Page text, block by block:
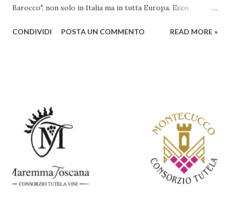
Barocco", non solo in Italia ma in tutta Europa. Ecco
rendono un'opera fondamentale per il periodo. Marino fu
abbracciando invece i principi del Barocco: l'arte come
meraviglia, l'ostentazione della tecnica e la ricerca del
sorprendente. Marino visse in un'epoca di grandi
cambiamenti culturali e sociali, e la sua opera riflette questa
complessità. L'Adone è un poema epico-mitologico in 20
canti, composto da oltre 40.000 versi. Narra la storia
CONDIVIDI POSTA UN COMMENTO READ MORE »